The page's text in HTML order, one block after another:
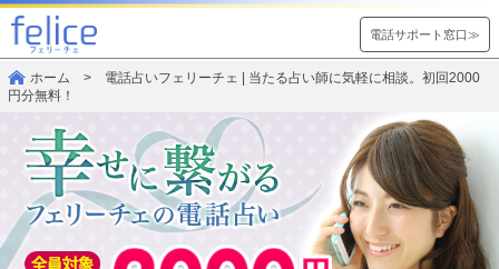
電話サポート窓口≫
ホーム > 電話占いフェリーチェ | 当たる占い師に気軽に相談。初回2000
円分無料！